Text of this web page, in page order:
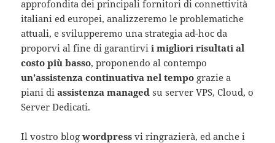
approfondita dei principali fornitori di connettività
italiani ed europei, analizzeremo le problematiche
attuali, e svilupperemo una strategia ad-hoc da
proporvi al fine di garantirvi i migliori risultati al
costo più basso, proponendo al contempo
un’assistenza continuativa nel tempo grazie a
piani diassistenza managed su server VPS, Cloud, o
Server Dedicati.
Il vostro blogwordpress vi ringrazierà, ed anche i